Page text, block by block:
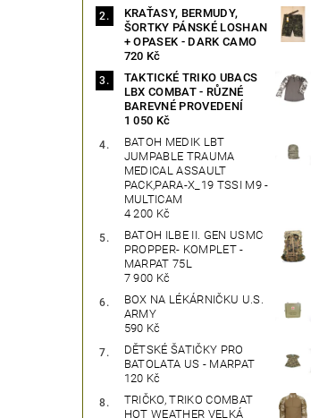
KRAŤASY, BERMUDY,
ŠORTKY PÁNSKÉ LOSHAN
+ OPASEK - DARK CAMO
720 Kč
TAKTICKÉ TRIKO UBACS
LBX COMBAT - RŮZNÉ
BAREVNÉ PROVEDENÍ
1 050 Kč
BATOH MEDIK LBT
JUMPABLE TRAUMA
MEDICAL ASSAULT
PACK,PARA-X_19 TSSI M9 -
MULTICAM
4 200 Kč
BATOH ILBE II. GEN USMC
PROPPER- KOMPLET -
MARPAT 75L
7 900 Kč
BOX NA LÉKÁRNIČKU U.S.
ARMY
590 Kč
DĚTSKÉ ŠATIČKY PRO
BATOLATA US - MARPAT
120 Kč
TRIČKO, TRIKO COMBAT
HOT WEATHER VELKÁ